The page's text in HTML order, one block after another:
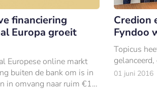
financiering
Europa groeit
Europese online markt
buiten de bank om is in
in omvang naar ruim €1
Credion
Fyndoo
Topicus
01 juni 2016